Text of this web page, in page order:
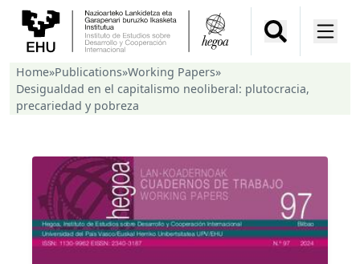
Home»Publications»Working Papers»
Desigualdad en el capitalismo neoliberal: plutocracia,
precariedad y pobreza